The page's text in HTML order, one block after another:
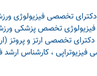
دکترای تخصصی فیزیولوژی
فیزیولوژیتخصص پزشکی
دکترای تخصصی ارتز و پروتز
فیزیوتراپی ، کارشناس ارشد